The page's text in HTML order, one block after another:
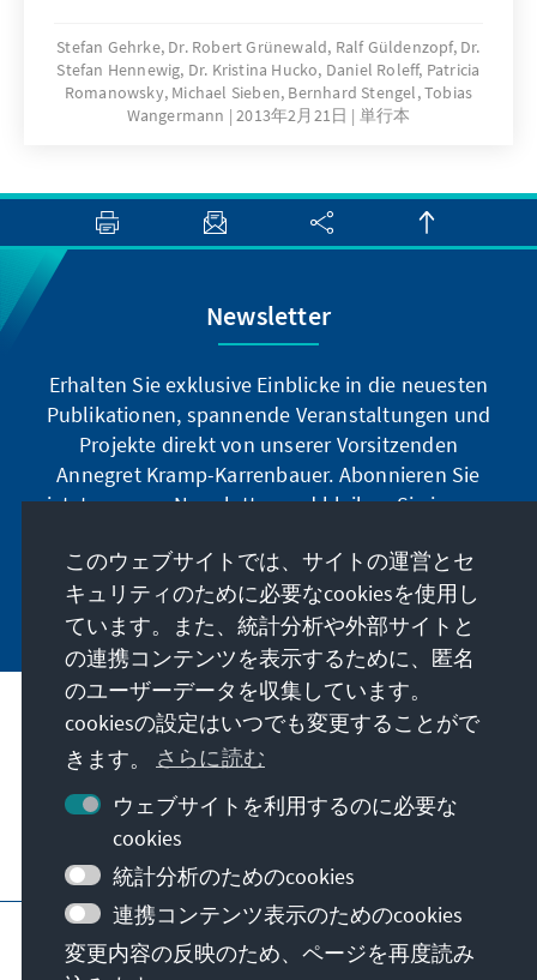
Die Entscheidungen mussten teilweise
schnell und in einer unübersichtlichen
Situation gefällt werden. Umso wichtiger ist
es, noch einmal Grundüberzeugungen und
die aktuelle politische Entscheidung in die
longue durée der christdemokratischen
Überzeugungen einordnen zu können.
verständliche Antworten und richtet sich
weniger an Fachleute als vor allem an die,
denen die technischen, juristischen und
politischen Zusammenhänge noch nicht
zu diesen wichtigen Themen eröffnen, die
jetzt und auch zukünftig die Entwicklung der
Informationsgesellschaft maßgeblich
Stefan Gehrke, Dr. Robert Grünewald, Ralf Güldenzopf, Dr.
Stefan Hennewig, Dr. Kristina Hucko, Daniel Roleff, Patricia
Romanowsky, Michael Sieben, Bernhard Stengel, Tobias
Wangermann
2013年2月21日 単行本
Newsletter
Erhalten Sie exklusive Einblicke in die neuesten
Publikationen, spannende Veranstaltungen und
Projekte direkt von unserer Vorsitzenden
Annegret Kramp-Karrenbauer. Abonnieren Sie
jetzt unseren Newsletter und bleiben Sie immer
Jetzt abonnieren
私たちのミッション
お問い合わせ
こちらもご覧ください
当サイトについて
プライバシーポリシー
利用規約
Erklärung zur Barrierefreiheit
このウェブサイトでは、サイトの運営とセ
キュリティのために必要なcookiesを使用し
ています。また、統計分析や外部サイトと
の連携コンテンツを表示するために、匿名
のユーザーデータを収集しています。
cookiesの設定はいつでも変更することがで
きます。 さらに読む
ウェブサイトを利用するのに必要な
cookies
統計分析のためのcookies
連携コンテンツ表示のためのcookies
変更内容の反映のため、ページを再度読み